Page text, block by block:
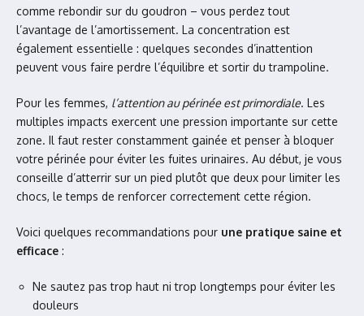
comme rebondir sur du goudron – vous perdez tout
l’avantage de l’amortissement. La concentration est
également essentielle : quelques secondes d’inattention
peuvent vous faire perdre l’équilibre et sortir du trampoline.
Pour les femmes, l’attention au périnée est primordiale. Les
multiples impacts exercent une pression importante sur cette
zone. Il faut rester constamment gainée et penser à bloquer
votre périnée pour éviter les fuites urinaires. Au début, je vous
conseille d’atterrir sur un pied plutôt que deux pour limiter les
chocs, le temps de renforcer correctement cette région.
Voici quelques recommandations pour une pratique saine et
efficace :
Ne sautez pas trop haut ni trop longtemps pour éviter les
douleurs